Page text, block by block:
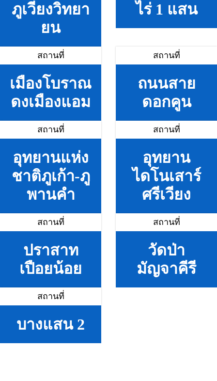
ภูเวียงวิทยา
ยน
ไร่ 1 แสน
สถานที่
เมืองโบราณ
ดงเมืองแอม
สถานที่
ถนนสาย
ดอกคูน
สถานที่
อุทยานแห่ง
ชาติภูเก้า-ภู
พานคำ
สถานที่
อุทยาน
ไดโนเสาร์
ศรีเวียง
สถานที่
ปราสาท
เปือยน้อย
สถานที่
วัดป่า
มัญจาคีรี
สถานที่
บางแสน 2